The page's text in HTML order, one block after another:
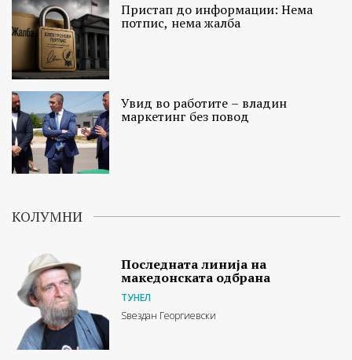
Пристап до информации: Нема
потпис, нема жалба
Увид во работите – владин
маркетинг без повод
КОЛУМНИ
Последната линија на
македонската одбрана
ТУНЕЛ
Ѕвездан Георгиевски